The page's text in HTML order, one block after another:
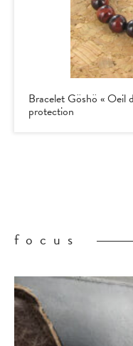
Bracelet Göshö « Oeil
protection
focus